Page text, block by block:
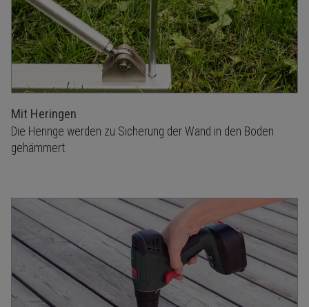
Mit Heringen
Die Heringe werden zu Sicherung der Wand in den Boden
gehämmert.